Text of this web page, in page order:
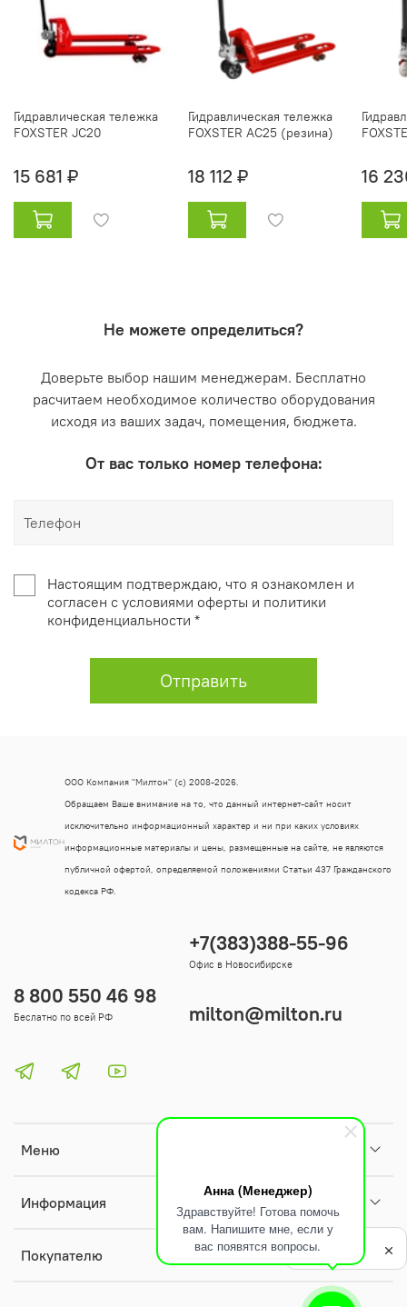
Анна (Менеджер)
Здравствуйте! Готова помочь
вам. Напишите мне, если у
вас появятся вопросы.
Гидравлическая тележка
FOXSTER JC20
15 681 ₽
Гидравлическая тележка
FOXSTER AC25 (резина)
18 112 ₽ 16
Не можете определиться?
Доверьте выбор нашим менеджерам. Бесплатно
расчитаем необходимое количество оборудования
исходя из ваших задач, помещения, бюджета.
От вас только номер телефона:
Настоящим подтверждаю, что я ознакомлен и
согласен с условиями оферты и политики
конфиденциальности *
Отправить
Меню
Информация
Покупателю
8 800 550 46 98
Беслатно по всей РФ
+7(383)388-55-96
Офис в Новосибирске
milton@milton.ru
ООО Компания "Милтон" (с) 2008-2026.
Обращаем Ваше внимание на то, что данный интернет-сайт носит
исключительно информационный характер и ни при каких условиях
информационные материалы и цены, размещенные на сайте, не являются
публичной офертой, определяемой положениями Статьи 437 Гражданского
кодекса РФ.
Политика
обработки